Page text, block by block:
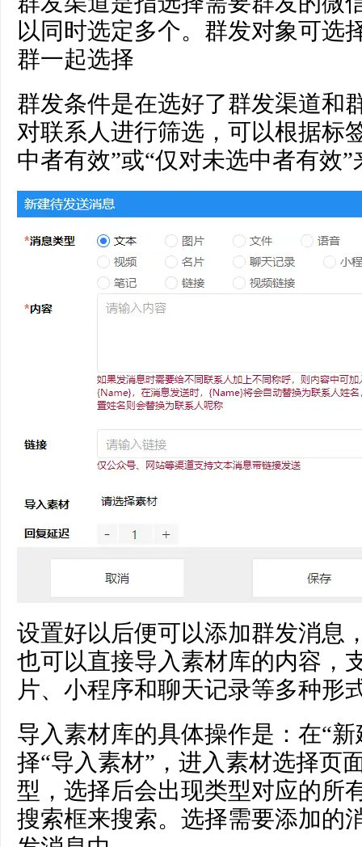
以同时选定多个。群发对象可选
群一起选择
群发条件是在选好了群发渠道和
对联系人进行筛选，可以根据标
中者有效”或“仅对未选中者有效
设置好以后便可以添加群发消息
也可以直接导入素材库的内容，
片、小程序和聊天记录等多种形
导入素材库的具体操作是：在“
择“导入素材”，进入素材选择页
型，选择后会出现类型对应的所
搜索框来搜索。选择需要添加的